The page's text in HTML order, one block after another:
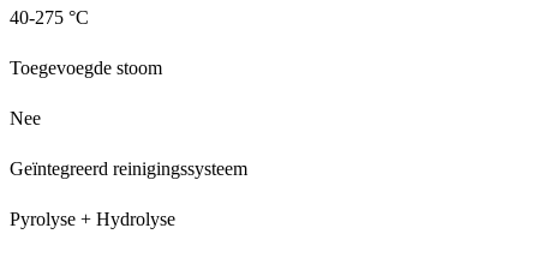
40-275 °C
Toegevoegde stoom
Nee
Geïntegreerd reinigingssysteem
Pyrolyse + Hydrolyse